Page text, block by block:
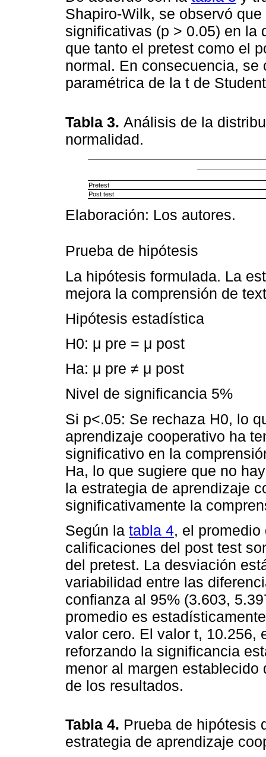
Shapiro-Wilk, se observó
significativas (p > 0.05) en la
que tanto el pretest como el
normal. En consecuencia,
paramétrica de la t de
Tabla 3. Análisis de la
normalidad.
Pretest
Post test
Elaboración: Los autores.
Prueba de hipótesis
La hipótesis formulada. La
mejora la comprensión de
Hipótesis estadística
H0: μ pre = μ post
Ha: μ pre ≠ μ post
Nivel de significancia 5%
Si p<.05: Se rechaza H0, lo
aprendizaje cooperativo ha
significativo en la
Ha, lo que sugiere que no
la estrategia de aprendizaje
significativamente la
Según la tabla 4, el
calificaciones del post test
del pretest. La desviación
variabilidad entre las
confianza al 95% (3.603,
promedio es
valor cero. El valor t, 10.256,
reforzando la significancia
menor al margen
de los resultados.
Tabla 4. Prueba de hipótesis
estrategia de aprendizaje